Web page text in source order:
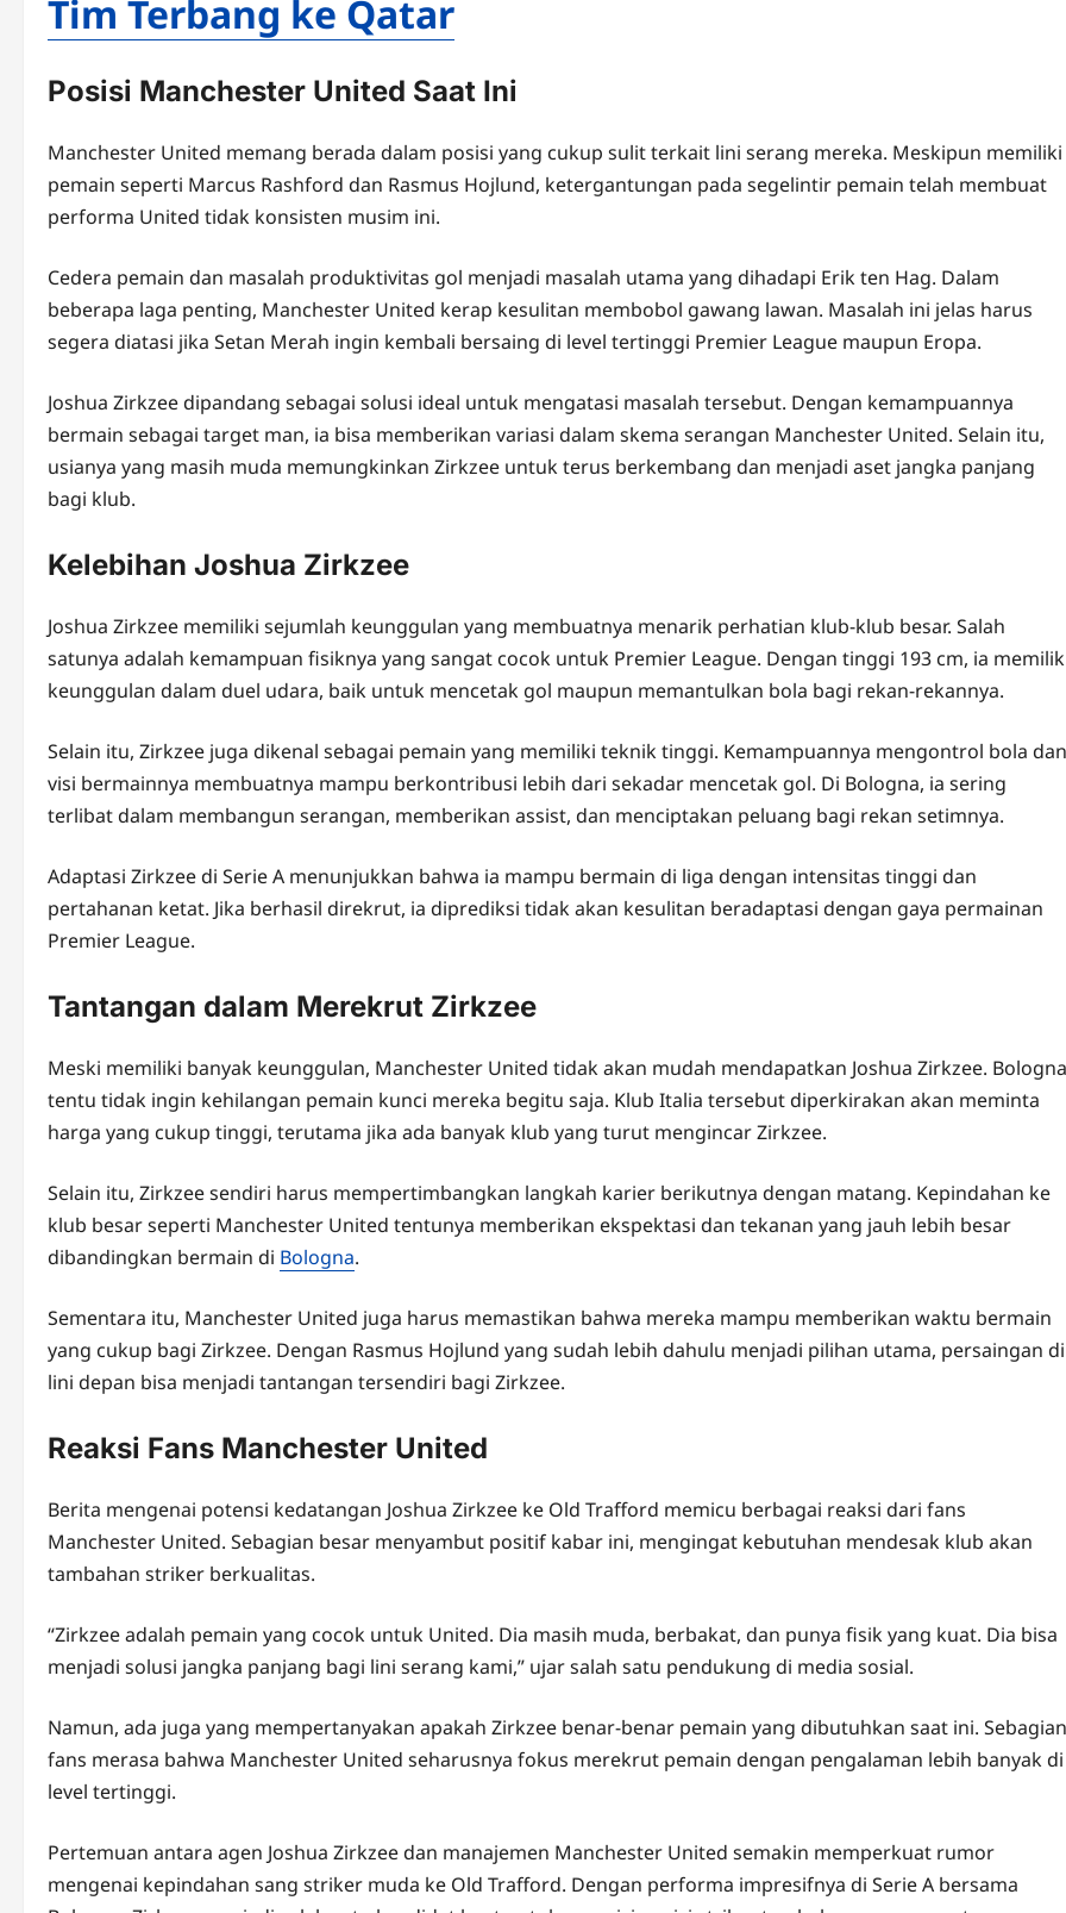
Tim Terbang ke Qatar
Posisi Manchester United Saat Ini
Manchester United memang berada dalam posisi yang cukup sulit terkait lini serang mereka. Meskipun memiliki
pemain seperti Marcus Rashford dan Rasmus Hojlund, ketergantungan pada segelintir pemain telah membuat
performa United tidak konsisten musim ini.
Cedera pemain dan masalah produktivitas gol menjadi masalah utama yang dihadapi Erik ten Hag. Dalam
beberapa laga penting, Manchester United kerap kesulitan membobol gawang lawan. Masalah ini jelas harus
segera diatasi jika Setan Merah ingin kembali bersaing di level tertinggi Premier League maupun Eropa.
Joshua Zirkzee dipandang sebagai solusi ideal untuk mengatasi masalah tersebut. Dengan kemampuannya
bermain sebagai target man, ia bisa memberikan variasi dalam skema serangan Manchester United. Selain itu,
usianya yang masih muda memungkinkan Zirkzee untuk terus berkembang dan menjadi aset jangka panjang
bagi klub.
Kelebihan Joshua Zirkzee
Joshua Zirkzee memiliki sejumlah keunggulan yang membuatnya menarik perhatian klub-klub besar. Salah
satunya adalah kemampuan fisiknya yang sangat cocok untuk Premier League. Dengan tinggi 193 cm, ia
keunggulan dalam duel udara, baik untuk mencetak gol maupun memantulkan bola bagi rekan-rekannya.
Selain itu, Zirkzee juga dikenal sebagai pemain yang memiliki teknik tinggi. Kemampuannya mengontrol bola dan
visi bermainnya membuatnya mampu berkontribusi lebih dari sekadar mencetak gol. Di Bologna, ia sering
terlibat dalam membangun serangan, memberikan assist, dan menciptakan peluang bagi rekan setimnya.
Adaptasi Zirkzee di Serie A menunjukkan bahwa ia mampu bermain di liga dengan intensitas tinggi dan
pertahanan ketat. Jika berhasil direkrut, ia diprediksi tidak akan kesulitan beradaptasi dengan gaya permainan
Premier League.
Tantangan dalam Merekrut Zirkzee
Meski memiliki banyak keunggulan, Manchester United tidak akan mudah mendapatkan Joshua Zirkzee. Bologna
tentu tidak ingin kehilangan pemain kunci mereka begitu saja. Klub Italia tersebut diperkirakan akan meminta
harga yang cukup tinggi, terutama jika ada banyak klub yang turut mengincar Zirkzee.
Selain itu, Zirkzee sendiri harus mempertimbangkan langkah karier berikutnya dengan matang. Kepindahan ke
klub besar seperti Manchester United tentunya memberikan ekspektasi dan tekanan yang jauh lebih besar
dibandingkan bermain di Bologna.
Sementara itu, Manchester United juga harus memastikan bahwa mereka mampu memberikan waktu bermain
yang cukup bagi Zirkzee. Dengan Rasmus Hojlund yang sudah lebih dahulu menjadi pilihan utama, persaingan di
lini depan bisa menjadi tantangan tersendiri bagi Zirkzee.
Reaksi Fans Manchester United
Berita mengenai potensi kedatangan Joshua Zirkzee ke Old Trafford memicu berbagai reaksi dari fans
Manchester United. Sebagian besar menyambut positif kabar ini, mengingat kebutuhan mendesak klub akan
tambahan striker berkualitas.
“Zirkzee adalah pemain yang cocok untuk United. Dia masih muda, berbakat, dan punya fisik yang kuat. Dia bisa
menjadi solusi jangka panjang bagi lini serang kami,” ujar salah satu pendukung di media sosial.
Namun, ada juga yang mempertanyakan apakah Zirkzee benar-benar pemain yang dibutuhkan saat ini. Sebagian
fans merasa bahwa Manchester United seharusnya fokus merekrut pemain dengan pengalaman lebih banyak di
level tertinggi.
Pertemuan antara agen Joshua Zirkzee dan manajemen Manchester United semakin memperkuat rumor
mengenai kepindahan sang striker muda ke Old Trafford. Dengan performa impresifnya di Serie A bersama